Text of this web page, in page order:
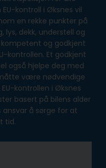
kontroll i Øksnes vil
en rekke punkter på
lys, dekk, understell og
og godkjent
kontrollen. Et godkjent
også hjelpe deg med
være nødvendige
kontrollen i Øksnes
basert på bilens alder
å sørge for at
tid.